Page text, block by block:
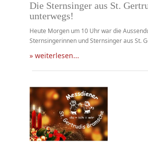
Die Sternsinger aus St.
unterwegs!
Heute Morgen um 10 Uhr war die
Sternsingerinnen und Sternsinger aus St.
» weiterlesen...